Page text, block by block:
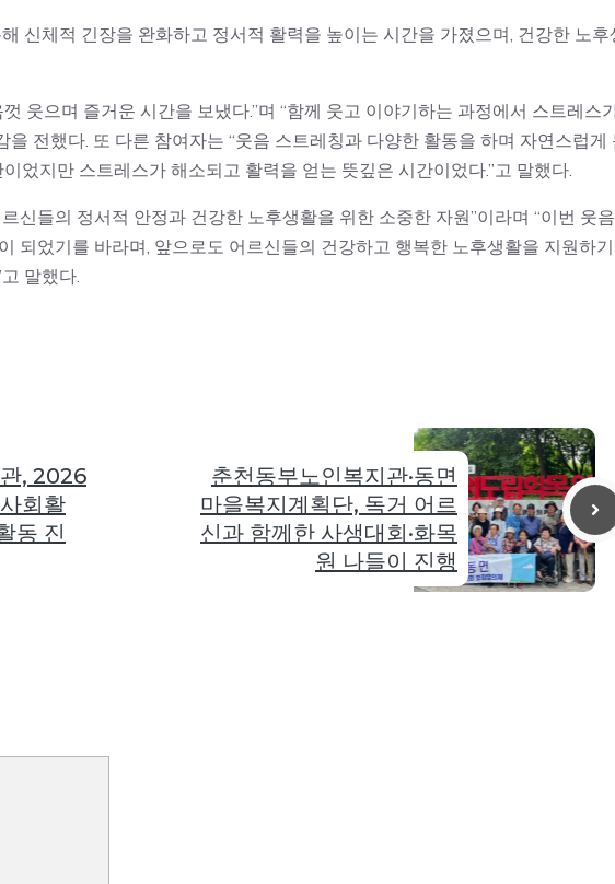
신체적 긴장을 완화하고 정서적 활력을 높이는 시간을 가졌으며, 건강한 노후
웃으며 즐거운 시간을 보냈다.”며 “함께 웃고 이야기하는 과정에서 스트레스
을 전했다. 또 다른 참여자는 “웃음 스트레칭과 다양한 활동을 하며 자연스럽게
었지만 스트레스가 해소되고 활력을 얻는 뜻깊은 시간이었다.”고 말했다.
신들의 정서적 안정과 건강한 노후생활을 위한 소중한 자원”이라며 “이번 웃
되었기를 바라며, 앞으로도 어르신들의 건강하고 행복한 노후생활을 지원하
말했다.
, 2026
회활
동 진
춘천동부노인복지관·동면
마을복지계획단, 독거 어르
신과 함께한 사생대회·화목
원 나들이 진행